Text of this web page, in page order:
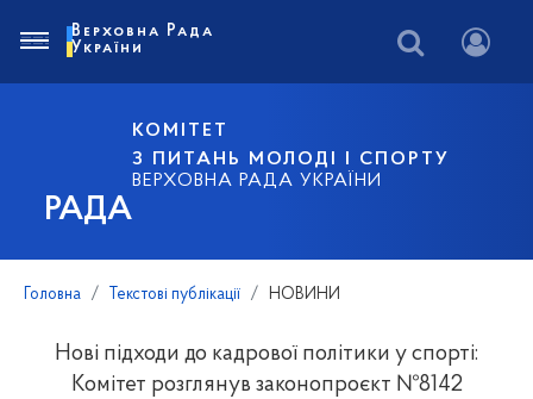
РАДА
КОМІТЕТ
З ПИТАНЬ МОЛОДІ І СПОРТУ
ВЕРХОВНА РАДА УКРАЇНИ
Верховна Рада
України
Головна Текстові публікації НОВИНИ
Нові підходи до кадрової політики у спорті:
Комітет розглянув законопроєкт №8142